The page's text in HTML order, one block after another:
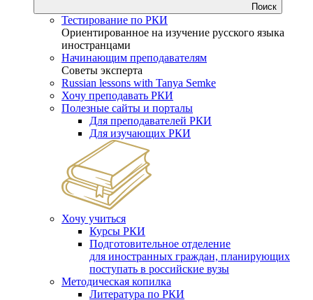
Поиск
Тестирование по РКИ
Ориентированное на изучение русского языка
иностранцами
Начинающим преподавателям
Советы эксперта
Russian lessons with Tanya Semke
Хочу преподавать РКИ
Полезные сайты и порталы
Для преподавателей РКИ
Для изучающих РКИ
Хочу учиться
Курсы РКИ
Подготовительное отделение
для иностранных граждан, планирующих
поступать в российские вузы
Методическая копилка
Литература по РКИ